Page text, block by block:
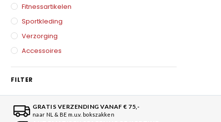
Fitnessartikelen
Sportkleding
Verzorging
Accessoires
FILTER
GRATIS VERZENDING VANAF € 75,-
naar NL & BE m.u.v. bokszakken